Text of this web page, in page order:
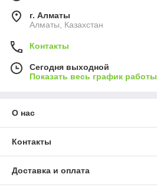
г. Алматы
Алматы, Казахстан
Контакты
Сегодня выходной
Показать весь график работы
О нас
Контакты
Доставка и оплата